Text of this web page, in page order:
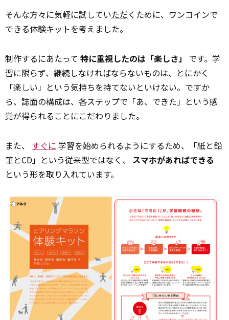
そんな方々に気軽に試していただくために、ワンコインで
できる体験キットを考えました。
制作するにあたって 特に重視したのは「楽しさ」
です。学
習に限らず、継続しなければならないものは、とにかく
「楽しい」という気持ちを持てないといけない。ですか
ら、誌面の構成は、各ステップで「あ、できた」という感
覚が得られることにこだわりました。
また、 すぐに 学習を始められるようにするため、「紙と鉛
筆とCD」という従来型ではなく、 スマホがあればできる
という形を取り入れています。